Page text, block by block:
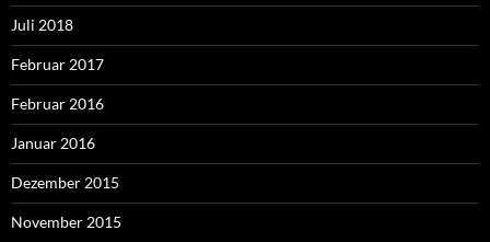
Juli 2018
Februar 2017
Februar 2016
Januar 2016
Dezember 2015
November 2015